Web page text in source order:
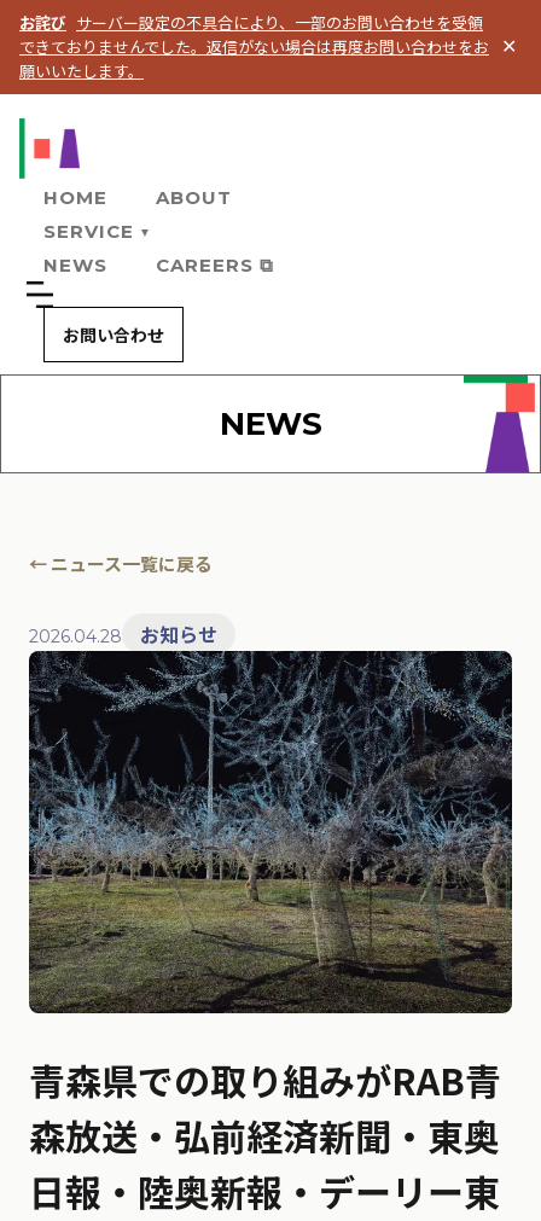
お詫び サーバー設定の不具合により、一部のお問い合わせを受領
できておりませんでした。返信がない場合は再度お問い合わせをお
願いいたします。
✕
HOME
ABOUT
SERVICE
▼
NEWS CAREERS ⧉
お問い合わせ
NEWS
← ニュース一覧に戻る
2026.04.28 お知らせ
青森県での取り組みがRAB青
森放送・弘前経済新聞・東奥
日報・陸奥新報・デーリー東